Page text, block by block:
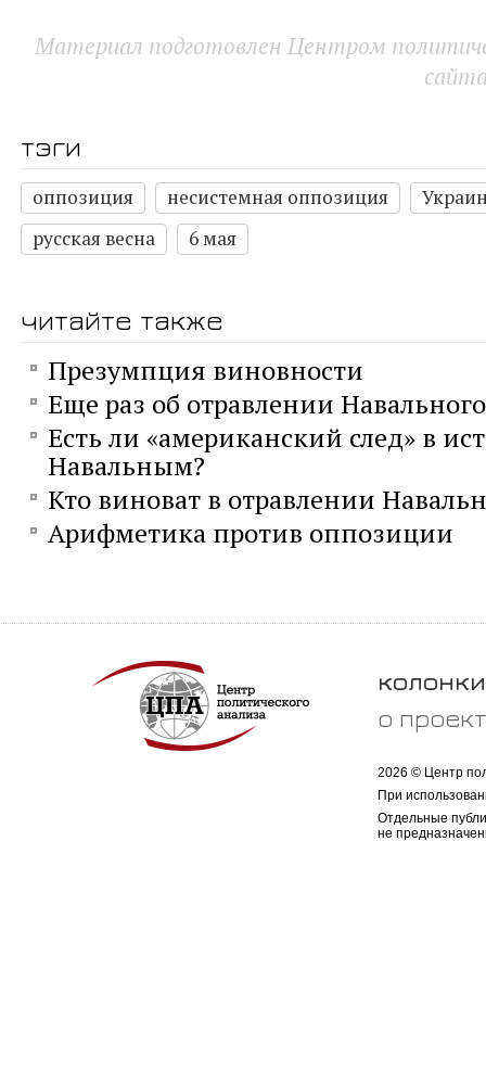
Материал подготовлен Центром
тэги
оппозиция несистемная оппозиция
русская весна
6 мая
читайте также
Презумпция виновности
Еще раз об отравлении Навального
Есть ли «американский след» в
Навальным?
Кто виноват в отравлении
Арифметика против оппозиции
колонки
о
2026 © Центр
При
Отдельные
не